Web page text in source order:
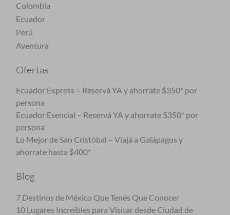
Colombia
Ecuador
Perú
Aventura
Ofertas
Ecuador Express – Reservá YA y ahorrate $350* por
persona
Ecuador Esencial – Reservá YA y ahorrate $350* por
persona
Lo Mejor de San Cristóbal – Viajá a Galápagos y
ahorrate hasta $400*
Blog
7 Destinos de México Que Tenés Que Conocer
10 Lugares Increíbles para Visitar desde Ciudad de